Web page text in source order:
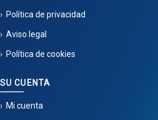
Política de privacidad
Aviso legal
Política de cookies
SU CUENTA
Mi cuenta